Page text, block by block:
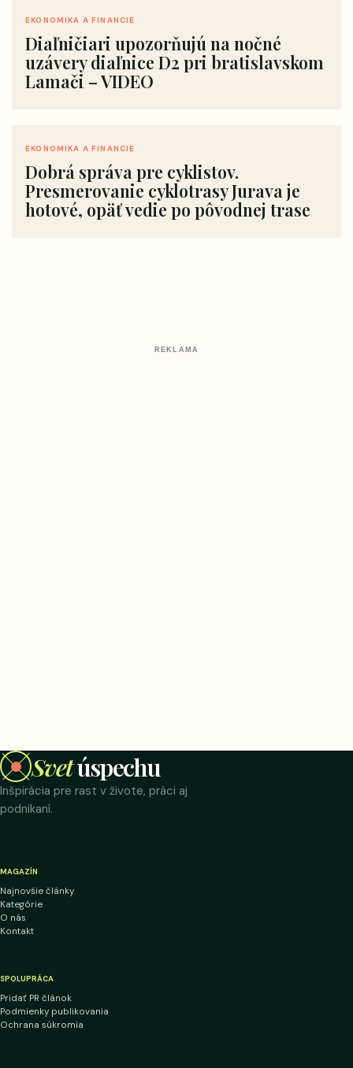
EKONOMIKA A FINANCIE
Diaľničiari upozorňujú na nočné
uzávery diaľnice D2 pri bratislavskom
Lamači – VIDEO
EKONOMIKA A FINANCIE
Dobrá správa pre cyklistov.
Presmerovanie cyklotrasy Jurava je
hotové, opäť vedie po pôvodnej trase
REKLAMA
Svetúspechu
Inšpirácia pre rast v živote, práci aj
podnikaní.
MAGAZÍN
Najnovšie články
Kategórie
O nás
Kontakt
SPOLUPRÁCA
Pridať PR článok
Podmienky publikovania
Ochrana súkromia